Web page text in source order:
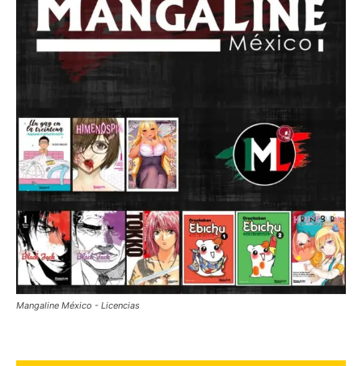
Mangaline México - Licencias